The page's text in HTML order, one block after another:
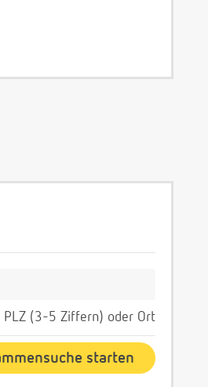
PLZ (3-5 Ziffern) oder Ort